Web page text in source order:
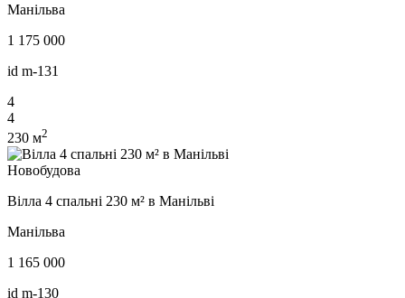
Манільва
1 175 000
id m-131
4
4
230 м2
Новобудова
Вілла 4 спальні 230 м² в Манільві
Манільва
1 165 000
id m-130